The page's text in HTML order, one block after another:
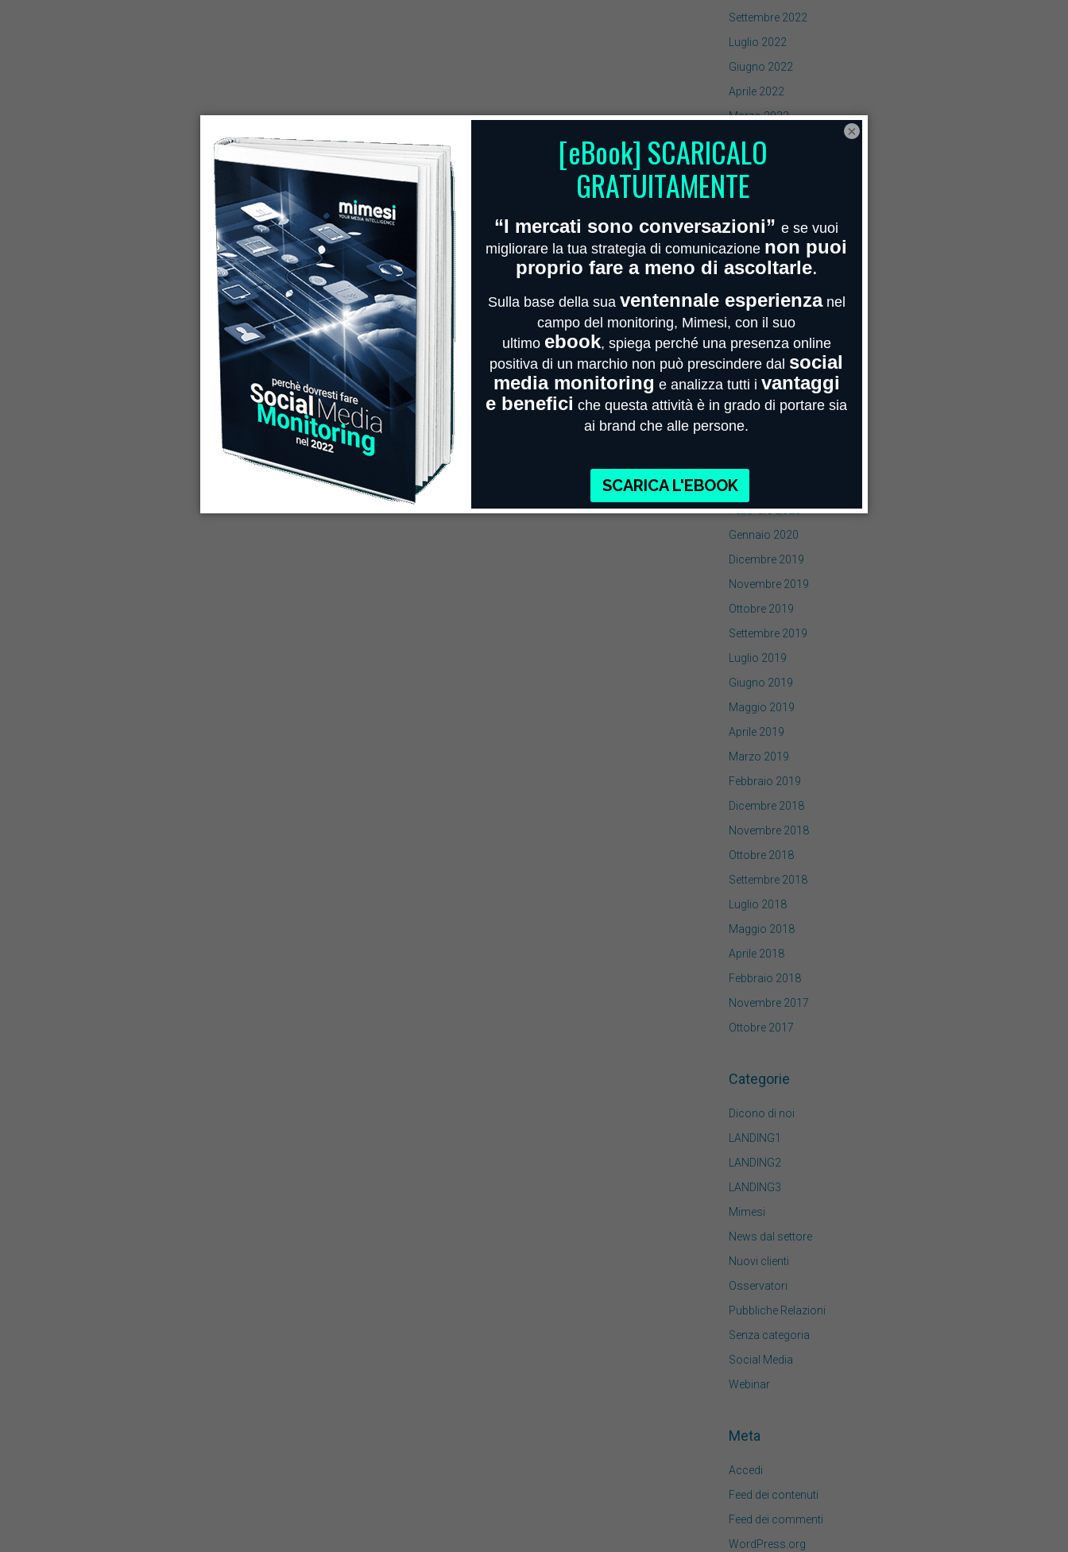
Settembre 2022
Luglio 2022
Giugno 2022
Aprile 2022
Marzo 2022
Febbraio 2022
Gennaio 2022
Novembre 2021
Aprile 2021
Febbraio 2021
Gennaio 2021
Agosto 2020
Luglio 2020
Giugno 2020
Marzo 2020
Febbraio 2020
Gennaio 2020
Dicembre 2019
Novembre 2019
Ottobre 2019
Settembre 2019
Luglio 2019
Giugno 2019
Maggio 2019
Aprile 2019
Marzo 2019
Febbraio 2019
Dicembre 2018
Novembre 2018
Ottobre 2018
Settembre 2018
Luglio 2018
Maggio 2018
Aprile 2018
Febbraio 2018
Novembre 2017
Ottobre 2017
Categorie
Dicono di noi
LANDING1
LANDING2
LANDING3
Mimesi
News dal settore
Nuovi clienti
Osservatori
Pubbliche Relazioni
Senza categoria
Social Media
Webinar
Meta
Accedi
Feed dei contenuti
Feed dei commenti
WordPress.org
×